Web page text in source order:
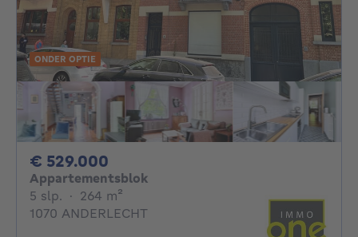
ONDER OPTIE
€ 529.000
Appartementsblok
5 slp. 5 slaapkamers
· 264 m²
1070 ANDERLECHT